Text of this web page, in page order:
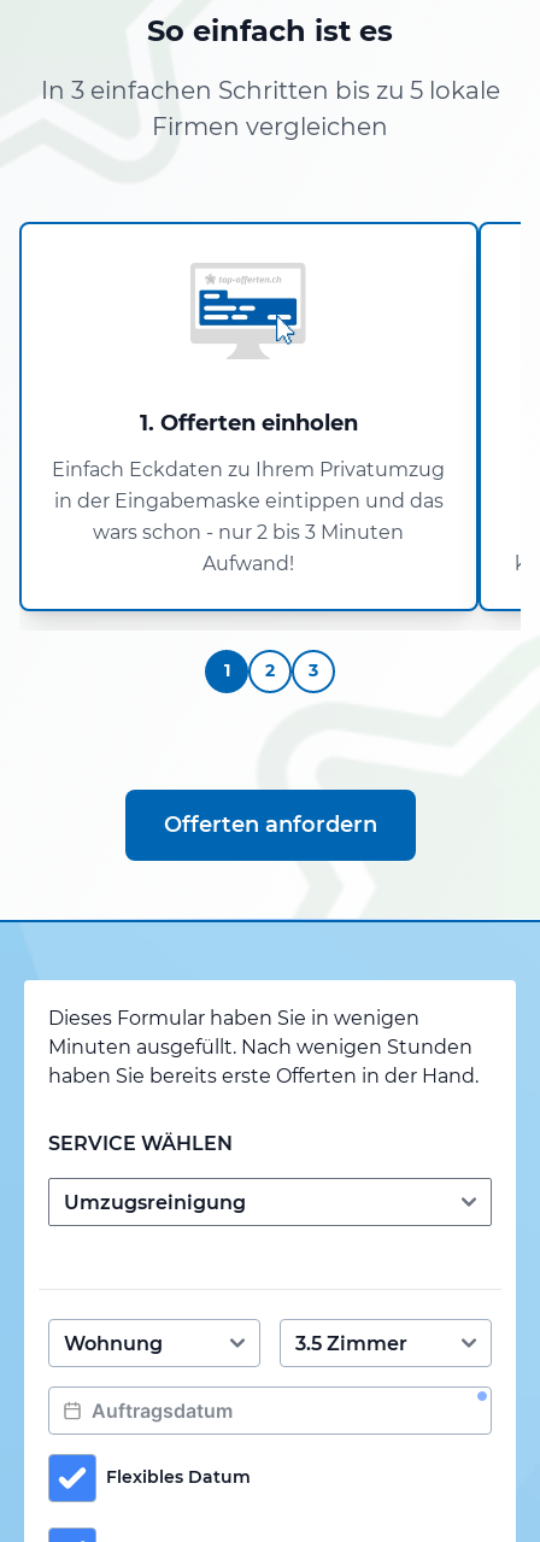
So einfach ist es
In 3 einfachen Schritten bis zu 5 lokale
Firmen vergleichen
1. Offerten einholen
Einfach Eckdaten zu Ihrem Privatumzug
in der Eingabemaske eintippen und das
wars schon - nur 2 bis 3 Minuten
Aufwand!
1 2 3
Offerten anfordern
Dieses Formular haben Sie in wenigen
Minuten ausgefüllt. Nach wenigen Stunden
haben Sie bereits erste Offerten in der Hand.
SERVICE WÄHLEN
Flexibles Datum